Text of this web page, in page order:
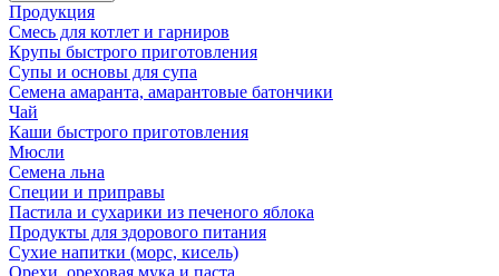
Продукция
Смесь для котлет и гарниров
Крупы быстрого приготовления
Супы и основы для супа
Семена амаранта, амарантовые батончики
Чай
Каши быстрого приготовления
Мюсли
Семена льна
Специи и приправы
Пастила и сухарики из печеного яблока
Продукты для здорового питания
Сухие напитки (морс, кисель)
Орехи, ореховая мука и паста